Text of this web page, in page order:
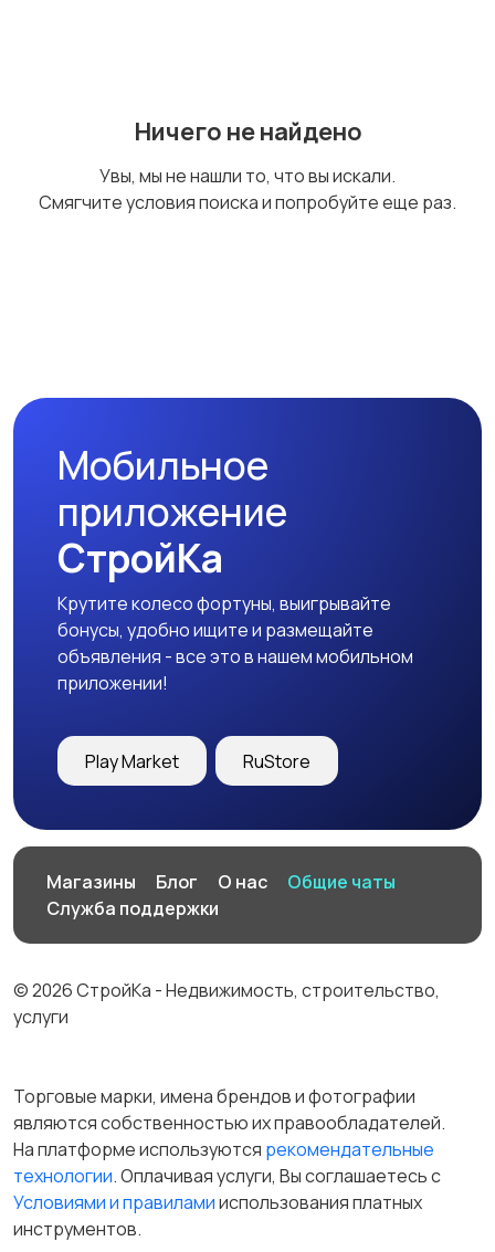
климатического
оборудования
Ничего не найдено
Увы, мы не нашли то, что вы искали.
Смягчите условия поиска и попробуйте еще раз.
Мобильное
приложение
СтройКа
Крутите колесо фортуны, выигрывайте
бонусы, удобно ищите и размещайте
объявления - все это в нашем мобильном
приложении!
Play Market RuStore
Магазины Блог О нас
Общие чаты
Служба поддержки
© 2026 СтройКа - Недвижимость, строительство,
услуги
Торговые марки, имена брендов и фотографии
являются собственностью их правообладателей.
На платформе используются рекомендательные
технологии. Оплачивая услуги, Вы соглашаетесь c
Условиями и правиламииспользования платных
инструментов.